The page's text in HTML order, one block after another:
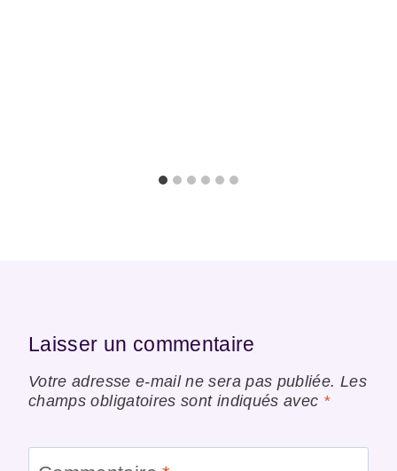
Laisser un commentaire
Votre adresse e-mail ne sera pas publiée. Les
champs obligatoires sont indiqués avec *